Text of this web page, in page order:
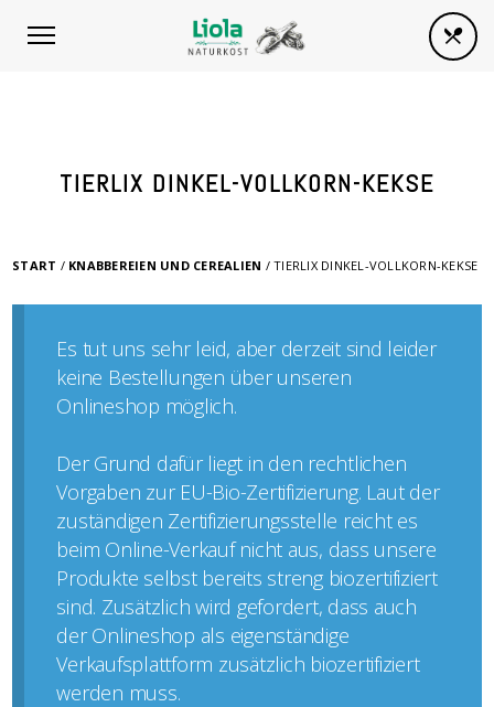
TIERLIX DINKEL-VOLLKORN-KEKSE
START / KNABBEREIEN UND CEREALIEN / TIERLIX DINKEL-VOLLKORN-KEKSE
Es tut uns sehr leid, aber derzeit sind leider
keine Bestellungen über unseren
Onlineshop möglich.
Der Grund dafür liegt in den rechtlichen
Vorgaben zur EU-Bio-Zertifizierung. Laut der
zuständigen Zertifizierungsstelle reicht es
beim Online-Verkauf nicht aus, dass unsere
Produkte selbst bereits streng biozertifiziert
sind. Zusätzlich wird gefordert, dass auch
der Onlineshop als eigenständige
Verkaufsplattform zusätzlich biozertifiziert
werden muss.